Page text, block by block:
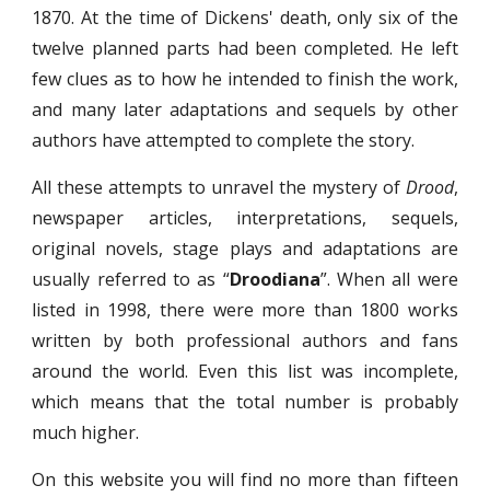
1870. At the time of Dickens' death, only six of the
twelve planned parts had been completed. He left
few clues as to how he intended to finish the work,
and many later adaptations and sequels by other
authors have attempted to complete the story.
All these attempts to unravel the mystery of Drood,
newspaper articles, interpretations, sequels,
original novels, stage plays and adaptations are
usually referred to as “Droodiana”. When all were
listed in 1998, there were more than 1800 works
written by both professional authors and fans
around the world. Even this list was incomplete,
which means that the total number is probably
much higher.
On this website you will find no more than fifteen